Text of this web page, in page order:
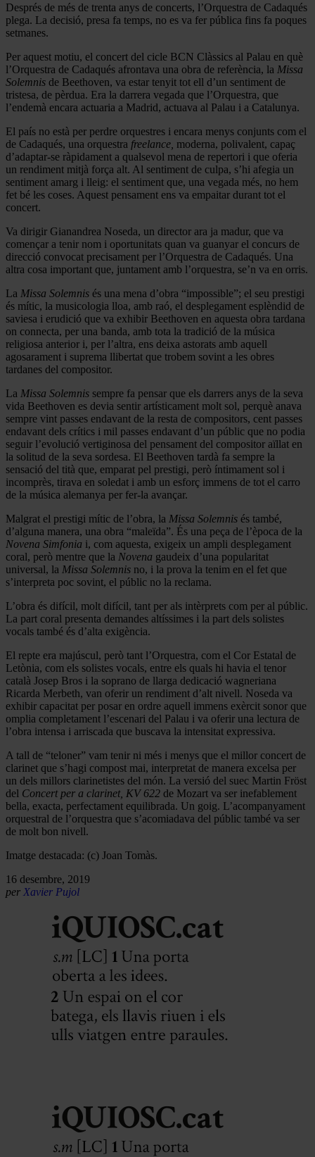
Després de més de trenta anys de concerts, l’Orquestra de Cadaqués
plega. La decisió, presa fa temps, no es va fer pública fins fa poques
setmanes.
Per aquest motiu, el concert del cicle BCN Clàssics al Palau en què
l’Orquestra de Cadaqués afrontava una obra de referència, la Missa
Solemnis de Beethoven, va estar tenyit tot ell d’un sentiment de
tristesa, de pèrdua. Era la darrera vegada que l’Orquestra, que
l’endemà encara actuaria a Madrid, actuava al Palau i a Catalunya.
El país no està per perdre orquestres i encara menys conjunts com el
de Cadaqués, una orquestra freelance, moderna, polivalent, capaç
d’adaptar-se ràpidament a qualsevol mena de repertori i que oferia
un rendiment mitjà força alt. Al sentiment de culpa, s’hi afegia un
sentiment amarg i lleig: el sentiment que, una vegada més, no hem
fet bé les coses. Aquest pensament ens va empaitar durant tot el
concert.
Va dirigir Gianandrea Noseda, un director ara ja madur, que va
començar a tenir nom i oportunitats quan va guanyar el concurs de
direcció convocat precisament per l’Orquestra de Cadaqués. Una
altra cosa important que, juntament amb l’orquestra, se’n va en orris.
La Missa Solemnis és una mena d’obra “impossible”; el seu prestigi
és mític, la musicologia lloa, amb raó, el desplegament esplèndid de
saviesa i erudició que va exhibir Beethoven en aquesta obra tardana
on connecta, per una banda, amb tota la tradició de la música
religiosa anterior i, per l’altra, ens deixa astorats amb aquell
agosarament i suprema llibertat que trobem sovint a les obres
tardanes del compositor.
La Missa Solemnis sempre fa pensar que els darrers anys de la seva
vida Beethoven es devia sentir artísticament molt sol, perquè anava
sempre vint passes endavant de la resta de compositors, cent passes
endavant dels crítics i mil passes endavant d’un públic que no podia
seguir l’evolució vertiginosa del pensament del compositor aïllat en
la solitud de la seva sordesa. El Beethoven tardà fa sempre la
sensació del tità que, emparat pel prestigi, però íntimament sol i
incomprès, tirava en soledat i amb un esforç immens de tot el carro
de la música alemanya per fer-la avançar.
Malgrat el prestigi mític de l’obra, la Missa Solemnis és també,
d’alguna manera, una obra “maleïda”. És una peça de l’època de la
Novena Simfonia i, com aquesta, exigeix un ampli desplegament
coral, però mentre que la Novena gaudeix d’una popularitat
universal, la Missa Solemnis no, i la prova la tenim en el fet que
s’interpreta poc sovint, el públic no la reclama.
L’obra és difícil, molt difícil, tant per als intèrprets com per al públic.
La part coral presenta demandes altíssimes i la part dels solistes
vocals també és d’alta exigència.
El repte era majúscul, però tant l’Orquestra, com el Cor Estatal de
Letònia, com els solistes vocals, entre els quals hi havia el tenor
català Josep Bros i la soprano de llarga dedicació wagneriana
Ricarda Merbeth, van oferir un rendiment d’alt nivell. Noseda va
exhibir capacitat per posar en ordre aquell immens exèrcit sonor que
omplia completament l’escenari del Palau i va oferir una lectura de
l’obra intensa i arriscada que buscava la intensitat expressiva.
A tall de “teloner” vam tenir ni més i menys que el millor concert de
clarinet que s’hagi compost mai, interpretat de manera excelsa per
un dels millors clarinetistes del món. La versió del suec Martin Fröst
del Concert per a clarinet, KV 622 de Mozart va ser inefablement
bella, exacta, perfectament equilibrada. Un goig. L’acompanyament
orquestral de l’orquestra que s’acomiadava del públic també va ser
de molt bon nivell.
Imatge destacada: (c) Joan Tomàs.
16 desembre, 2019
per Xavier Pujol